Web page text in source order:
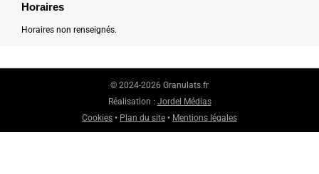
Horaires
Horaires non renseignés.
© 2024-2026 Granulats.fr
Réalisation : Jordel Médias
Cookies • Plan du site • Mentions légales